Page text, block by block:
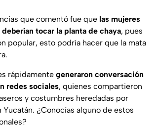
que comentó fue que las mujeres
deberían tocar la planta de chaya, pues
popular, esto podría hacer que la mata
rápidamente generaron conversación
redes sociales, quienes compartieron
y costumbres heredadas por
Yucatán. ¿Conocías alguno de estos